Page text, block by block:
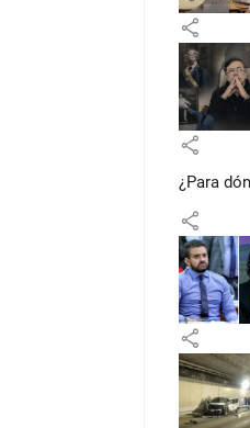
share
share
¿Para
share
share